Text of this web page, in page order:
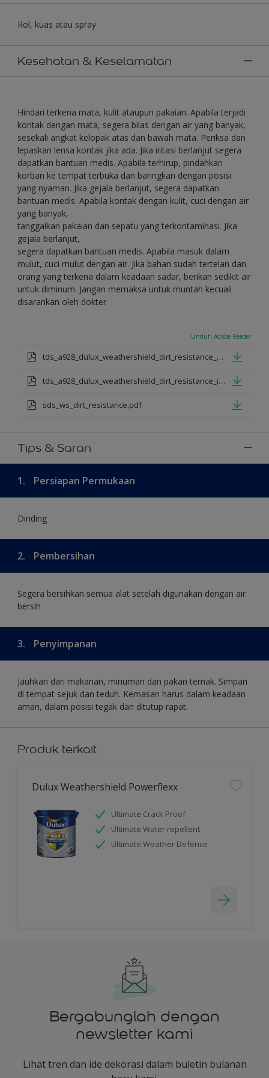
Rol, kuas atau spray
Kesehatan & Keselamatan
Hindari terkena mata, kulit ataupun pakaian. Apabila terjadi
kontak dengan mata, segera bilas dengan air yang banyak,
sesekali angkat kelopak atas dan bawah mata. Periksa dan
lepaskan lensa kontak jika ada. Jika iritasi berlanjut segera
dapatkan bantuan medis. Apabila terhirup, pindahkan
korban ke tempat terbuka dan baringkan dengan posisi
yang nyaman. Jika gejala berlanjut, segera dapatkan
bantuan medis. Apabila kontak dengan kulit, cuci dengan air
yang banyak,
tanggalkan pakaian dan sepatu yang terkontaminasi. Jika
gejala berlanjut,
segera dapatkan bantuan medis. Apabila masuk dalam
mulut, cuci mulut dengan air. Jika bahan sudah tertelan dan
orang yang terkena dalam keadaan sadar, berikan sedikit air
untuk diminum. Jangan memaksa untuk muntah kecuali
disarankan oleh dokter
Unduh Adobe Reader
tds_a928_dulux_weathershield_dirt_resistance_en_jan_2025.pdf
tds_a928_dulux_weathershield_dirt_resistance_id_jan_2025.pdf
sds_ws_dirt_resistance.pdf
Tips & Saran
1. Persiapan Permukaan
Dinding
2. Pembersihan
Segera bersihkan semua alat setelah digunakan dengan air
bersih
3. Penyimpanan
Jauhkan dari makanan, minuman dan pakan ternak. Simpan
di tempat sejuk dan teduh. Kemasan harus dalam keadaan
aman, dalam posisi tegak dan ditutup rapat.
Produk terkait
Dulux Weathershield Powerflexx
Ultimate Crack Proof
Ultimate Water repellent
Ultimate Weather Defence
Bergabunglah dengan
newsletter kami
Lihat tren dan ide dekorasi dalam buletin bulanan